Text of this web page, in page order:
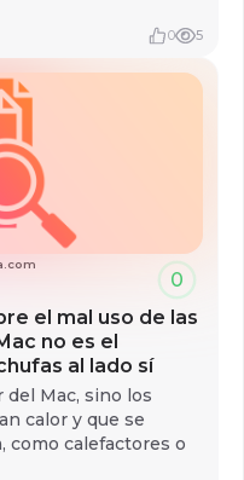
0 5
0
el mal uso de las
no es el
al lado sí
del Mac, sino los
calor y que se
como calefactores o